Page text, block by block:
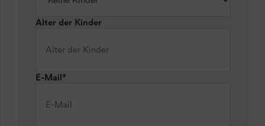
Alter der Kinder
E-Mail*